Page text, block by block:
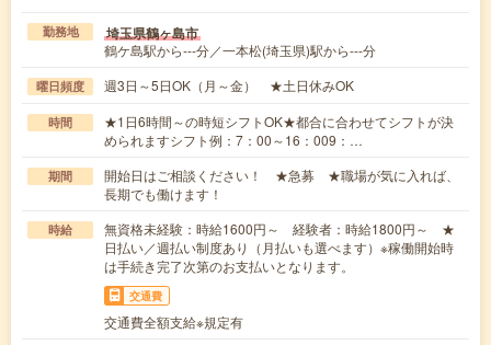
勤務地 埼玉県鶴ヶ島市
鶴ケ島駅から---分／一本松(埼玉県)駅から---分
曜日頻度 週3日～5日OK（月～金） ★土日休みOK
時間
★1日6時間～の時短シフトOK★都合に合わせてシフトが決
められますシフト例：7：00～16：009：…
期間
開始日はご相談ください！ ★急募 ★職場が気に入れば、
長期でも働けます！
時給
無資格未経験：時給1600円～ 経験者：時給1800円～ ★
日払い／週払い制度あり（月払いも選べます）※稼働開始時
は手続き完了次第のお支払いとなります。
交通費
交通費全額支給※規定有